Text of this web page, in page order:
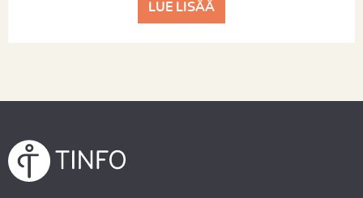
LUE LISÄÄ